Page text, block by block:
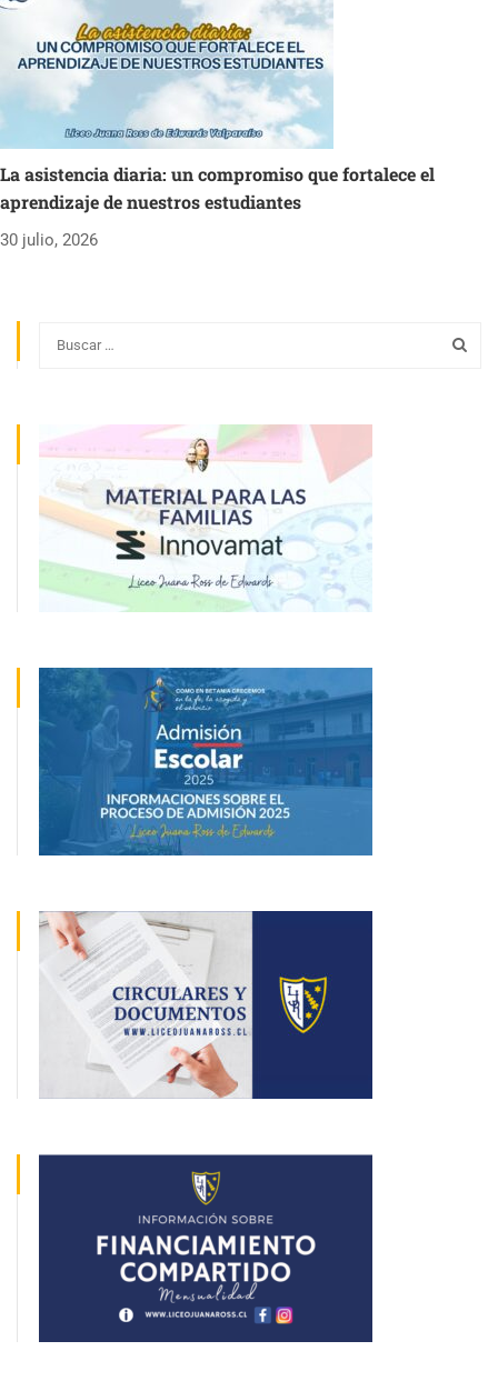
La asistencia diaria: un compromiso que fortalece el
aprendizaje de nuestros estudiantes
30 julio, 2026